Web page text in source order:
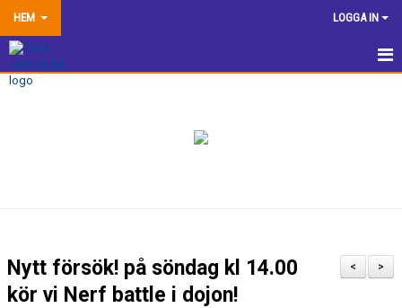
HEM LOGGA IN
HEM
DOKUMENTBANK
>
<
Nytt försök! på söndag kl 14.00
kör vi Nerf battle i dojon!